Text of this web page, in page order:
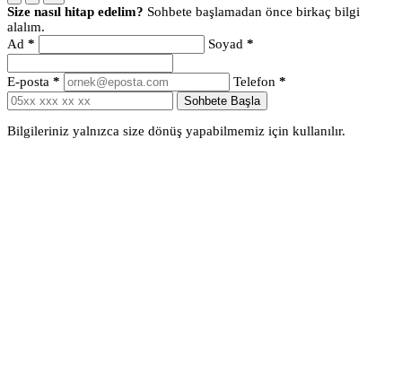
Size nasıl hitap edelim? Sohbete başlamadan önce birkaç bilgi
alalım.
Ad * Soyad *
E-posta * Telefon *
Sohbete Başla
Bilgileriniz yalnızca size dönüş yapabilmemiz için kullanılır.